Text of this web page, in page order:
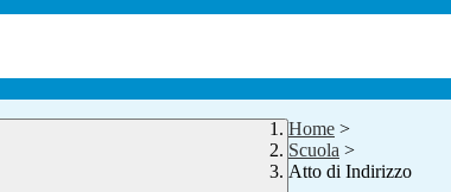
Home >
Scuola >
Atto di Indirizzo